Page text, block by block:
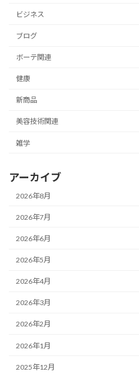
ビジネス
ブログ
ボーテ関連
健康
新商品
美容技術関連
雑学
アーカイブ
2026年8月
2026年7月
2026年6月
2026年5月
2026年4月
2026年3月
2026年2月
2026年1月
2025年12月